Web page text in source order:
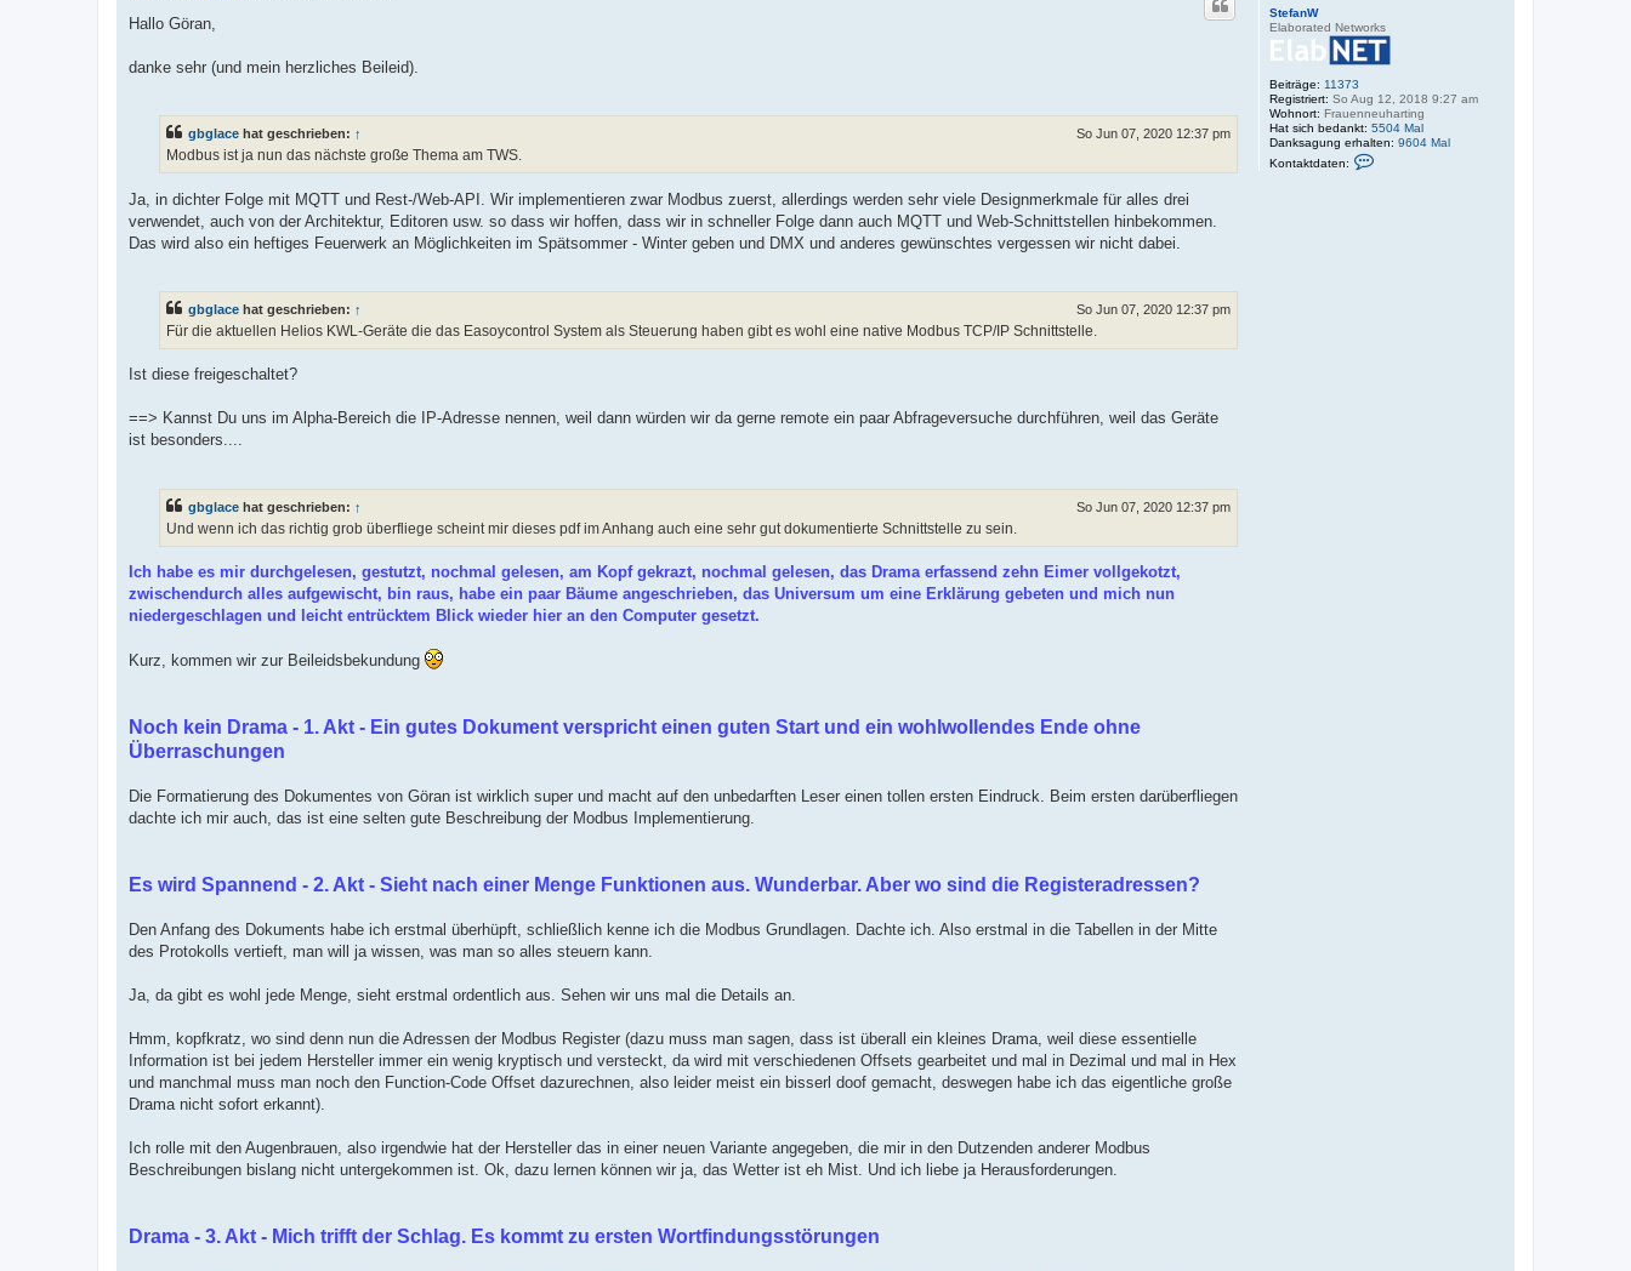
StefanW
Elaborated Networks
Beiträge: 11373
Registriert: So Aug 12, 2018 9:27 am
Wohnort: Frauenneuharting
Hat sich bedankt: 5504 Mal
Danksagung erhalten: 9604 Mal
Kontaktdaten:
i
a
Hallo Göran,
danke sehr (und mein herzliches Beileid).
gbglace hat geschrieben: ↑ So Jun 07, 2020 12:37 pm
Modbus ist ja nun das nächste große Thema am TWS.
Ja, in dichter Folge mit MQTT und Rest-/Web-API. Wir implementieren zwar Modbus zuerst, allerdings werden sehr viele Designmerkmale für alles drei
verwendet, auch von der Architektur, Editoren usw. so dass wir hoffen, dass wir in schneller Folge dann auch MQTT und Web-Schnittstellen hinbekommen.
Das wird also ein heftiges Feuerwerk an Möglichkeiten im Spätsommer - Winter geben und DMX und anderes gewünschtes vergessen wir nicht dabei.
gbglace hat geschrieben: ↑ So Jun 07, 2020 12:37 pm
Für die aktuellen Helios KWL-Geräte die das Easoycontrol System als Steuerung haben gibt es wohl eine native Modbus TCP/IP Schnittstelle.
Ist diese freigeschaltet?
==> Kannst Du uns im Alpha-Bereich die IP-Adresse nennen, weil dann würden wir da gerne remote ein paar Abfrageversuche durchführen, weil das Geräte
ist besonders....
gbglace hat geschrieben: ↑ So Jun 07, 2020 12:37 pm
Und wenn ich das richtig grob überfliege scheint mir dieses pdf im Anhang auch eine sehr gut dokumentierte Schnittstelle zu sein.
Ich habe es mir durchgelesen, gestutzt, nochmal gelesen, am Kopf gekrazt, nochmal gelesen, das Drama erfassend zehn Eimer vollgekotzt,
zwischendurch alles aufgewischt, bin raus, habe ein paar Bäume angeschrieben, das Universum um eine Erklärung gebeten und mich nun
niedergeschlagen und leicht entrücktem Blick wieder hier an den Computer gesetzt.
Kurz, kommen wir zur Beileidsbekundung
Noch kein Drama - 1. Akt - Ein gutes Dokument verspricht einen guten Start und ein wohlwollendes Ende ohne
Überraschungen
Die Formatierung des Dokumentes von Göran ist wirklich super und macht auf den unbedarften Leser einen tollen ersten Eindruck. Beim ersten darüberfliegen
dachte ich mir auch, das ist eine selten gute Beschreibung der Modbus Implementierung.
Es wird Spannend - 2. Akt - Sieht nach einer Menge Funktionen aus. Wunderbar. Aber wo sind die Registeradressen?
Den Anfang des Dokuments habe ich erstmal überhüpft, schließlich kenne ich die Modbus Grundlagen. Dachte ich. Also erstmal in die Tabellen in der Mitte
des Protokolls vertieft, man will ja wissen, was man so alles steuern kann.
Ja, da gibt es wohl jede Menge, sieht erstmal ordentlich aus. Sehen wir uns mal die Details an.
Hmm, kopfkratz, wo sind denn nun die Adressen der Modbus Register (dazu muss man sagen, dass ist überall ein kleines Drama, weil diese essentielle
Information ist bei jedem Hersteller immer ein wenig kryptisch und versteckt, da wird mit verschiedenen Offsets gearbeitet und mal in Dezimal und mal in Hex
und manchmal muss man noch den Function-Code Offset dazurechnen, also leider meist ein bisserl doof gemacht, deswegen habe ich das eigentliche große
Drama nicht sofort erkannt).
Ich rolle mit den Augenbrauen, also irgendwie hat der Hersteller das in einer neuen Variante angegeben, die mir in den Dutzenden anderer Modbus
Beschreibungen bislang nicht untergekommen ist. Ok, dazu lernen können wir ja, das Wetter ist eh Mist. Und ich liebe ja Herausforderungen.
Drama - 3. Akt - Mich trifft der Schlag. Es kommt zu ersten Wortfindungsstörungen